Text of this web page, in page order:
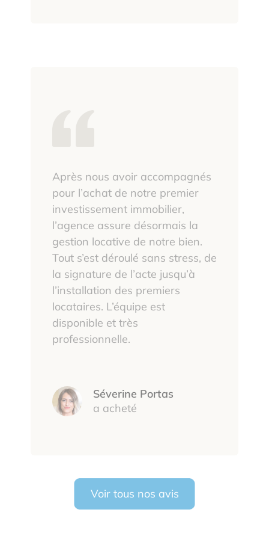
Après nous avoir accompagnés
pour l’achat de notre premier
investissement immobilier,
l’agence assure désormais la
gestion locative de notre bien.
Tout s’est déroulé sans stress, de
la signature de l’acte jusqu’à
l’installation des premiers
locataires. L’équipe est
disponible et très
professionnelle.
Séverine Portas
a acheté
Voir tous nos avis